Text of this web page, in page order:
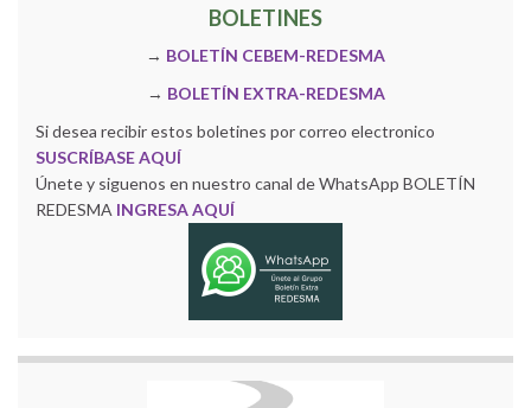
BOLETINES
→ BOLETÍN CEBEM-REDESMA
→ BOLETÍN EXTRA-REDESMA
Si desea recibir estos boletines por correo electronico
SUSCRÍBASE AQUÍ
Únete y siguenos en nuestro canal de WhatsApp BOLETÍN
REDESMA INGRESA AQUÍ